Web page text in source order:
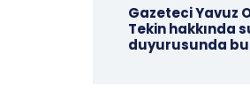
Gazeteci Yavuz
Tekin hakkında
duyurusunda